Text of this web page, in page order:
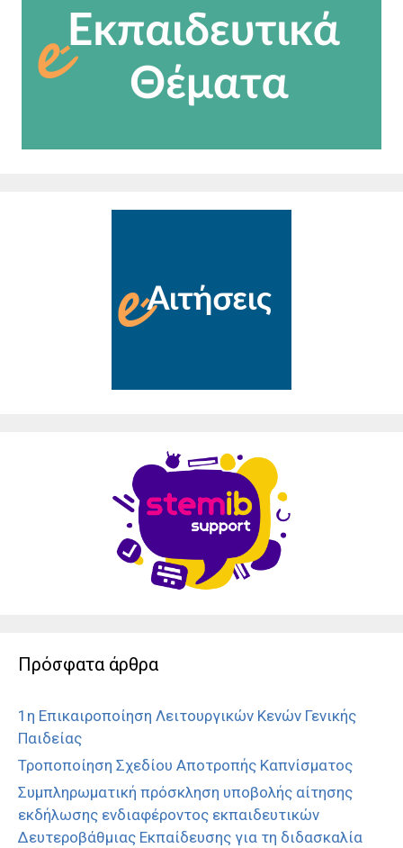
Πρόσφατα άρθρα
1η Επικαιροποίηση Λειτουργικών Κενών Γενικής
Παιδείας
Τροποποίηση Σχεδίου Αποτροπής Καπνίσματος
Συμπληρωματική πρόσκληση υποβολής αίτησης
εκδήλωσης ενδιαφέροντος εκπαιδευτικών
Δευτεροβάθμιας Εκπαίδευσης για τη διδασκαλία